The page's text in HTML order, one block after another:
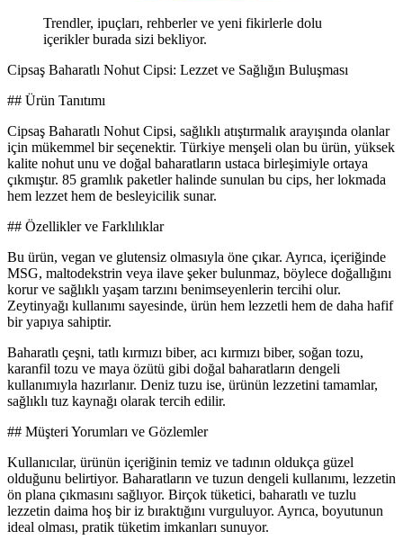
Trendler, ipuçları, rehberler ve yeni fikirlerle dolu
içerikler burada sizi bekliyor.
Cipsaş Baharatlı Nohut Cipsi: Lezzet ve Sağlığın Buluşması
## Ürün Tanıtımı
Cipsaş Baharatlı Nohut Cipsi, sağlıklı atıştırmalık arayışında olanlar
için mükemmel bir seçenektir. Türkiye menşeli olan bu ürün, yüksek
kalite nohut unu ve doğal baharatların ustaca birleşimiyle ortaya
çıkmıştır. 85 gramlık paketler halinde sunulan bu cips, her lokmada
hem lezzet hem de besleyicilik sunar.
## Özellikler ve Farklılıklar
Bu ürün, vegan ve glutensiz olmasıyla öne çıkar. Ayrıca, içeriğinde
MSG, maltodekstrin veya ilave şeker bulunmaz, böylece doğallığını
korur ve sağlıklı yaşam tarzını benimseyenlerin tercihi olur.
Zeytinyağı kullanımı sayesinde, ürün hem lezzetli hem de daha hafif
bir yapıya sahiptir.
Baharatlı çeşni, tatlı kırmızı biber, acı kırmızı biber, soğan tozu,
karanfil tozu ve maya özütü gibi doğal baharatların dengeli
kullanımıyla hazırlanır. Deniz tuzu ise, ürünün lezzetini tamamlar,
sağlıklı tuz kaynağı olarak tercih edilir.
## Müşteri Yorumları ve Gözlemler
Kullanıcılar, ürünün içeriğinin temiz ve tadının oldukça güzel
olduğunu belirtiyor. Baharatların ve tuzun dengeli kullanımı, lezzetin
ön plana çıkmasını sağlıyor. Birçok tüketici, baharatlı ve tuzlu
lezzetin daima hoş bir iz bıraktığını vurguluyor. Ayrıca, boyutunun
ideal olması, pratik tüketim imkanları sunuyor.